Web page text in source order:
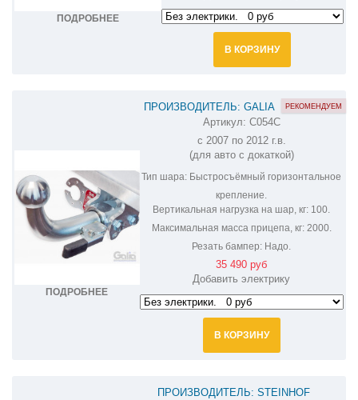
ПОДРОБНЕЕ
В КОРЗИНУ
ПОДРОБНЕЕ
ПРОИЗВОДИТЕЛЬ: GALIA
ОЦИНКОВАННЫЙ ФАРКОП НА
MITSUBISHI OUTLANDER C054C
Артикул: C054C
с 2007 по 2012 г.в.
(для авто с докаткой)
Тип шара: Быстросъёмный горизонтальное
крепление.
Вертикальная нагрузка на шар, кг: 100.
Максимальная масса прицепа, кг:2000.
Резать бампер: Надо.
РЕКОМЕНДУЕМ
35 490 руб
Добавить электрику
В КОРЗИНУ
ПРОИЗВОДИТЕЛЬ: STEINHOF